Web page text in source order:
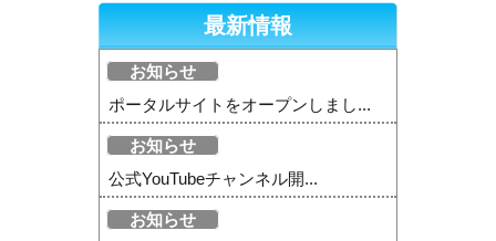
最新情報
お知らせ
ポータルサイトをオープンしまし...
お知らせ
公式YouTubeチャンネル開...
お知らせ